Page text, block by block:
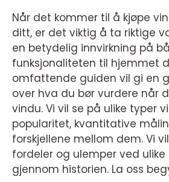
Når det kommer til å kjøpe
ditt, er det viktig å ta riktige
en betydelig innvirkning på
funksjonaliteten til hjemmet
omfattende guiden vil gi en
over hva du bør vurdere når
vindu. Vi vil se på ulike typer
popularitet, kvantitative
forskjellene mellom dem. Vi
fordeler og ulemper ved ulike
gjennom historien. La oss